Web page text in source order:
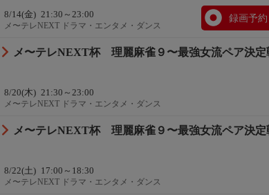
8/14(金) 21:30～23:00
メ〜テレNEXT ドラマ・エンタメ・ダンス
録画予約
メ〜テレNEXT杯 理麗麻雀９〜最強女流ペア決定
8/20(木) 21:30～23:00
メ〜テレNEXT ドラマ・エンタメ・ダンス
メ〜テレNEXT杯 理麗麻雀９〜最強女流ペア決定
8/22(土) 17:00～18:30
メ〜テレNEXT ドラマ・エンタメ・ダンス